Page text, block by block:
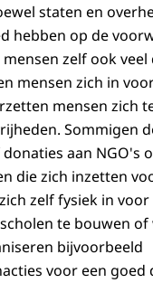
staten en
hebben op de
zelf ook veel
mensen zich in
mensen zich
Sommigen
aan NGO's
die zich inzetten
zelf fysiek in
te bouwen
bijvoorbeeld
voor een goed